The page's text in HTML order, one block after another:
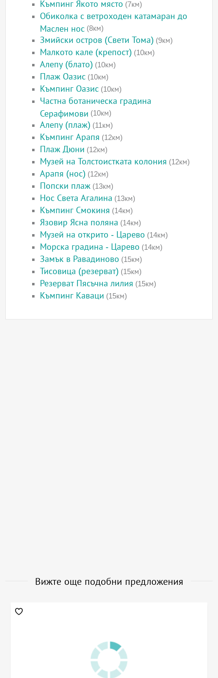
Къмпинг Якото място (7км)
Обиколка с ветроходен катамаран до
Маслен нос (8км)
Змийски остров (Свети Тома) (9км)
Малкото кале (крепост) (10км)
Алепу (блато) (10км)
Плаж Оазис (10км)
Къмпинг Оазис (10км)
Частна ботаническа градина
Серафимови (10км)
Алепу (плаж) (11км)
Къмпинг Арапя (12км)
Плаж Дюни (12км)
Музей на Толстоистката колония (12км)
Арапя (нос) (12км)
Попски плаж (13км)
Нос Света Агалина (13км)
Къмпинг Смокиня (14км)
Язовир Ясна поляна (14км)
Музей на открито - Царево (14км)
Морска градина - Царево (14км)
Замък в Равадиново (15км)
Тисовица (резерват) (15км)
Резерват Пясъчна лилия (15км)
Къмпинг Каваци (15км)
Вижте още подобни предложения